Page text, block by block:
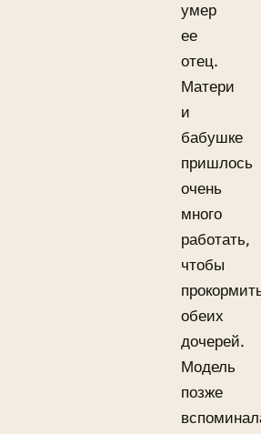
умер
ее
отец.
Матери
и
бабушке
пришлось
очень
много
работать,
чтобы
обеих
дочерей.
Модель
позже